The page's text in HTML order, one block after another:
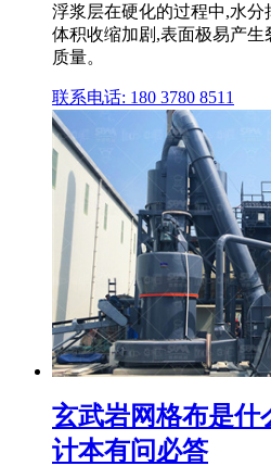
浮浆层在硬化的过程中,水
体积收缩加剧,表面极易产
质量。
联系电话: 180 3780 8511
玄武岩网格布是什
计本有问必答